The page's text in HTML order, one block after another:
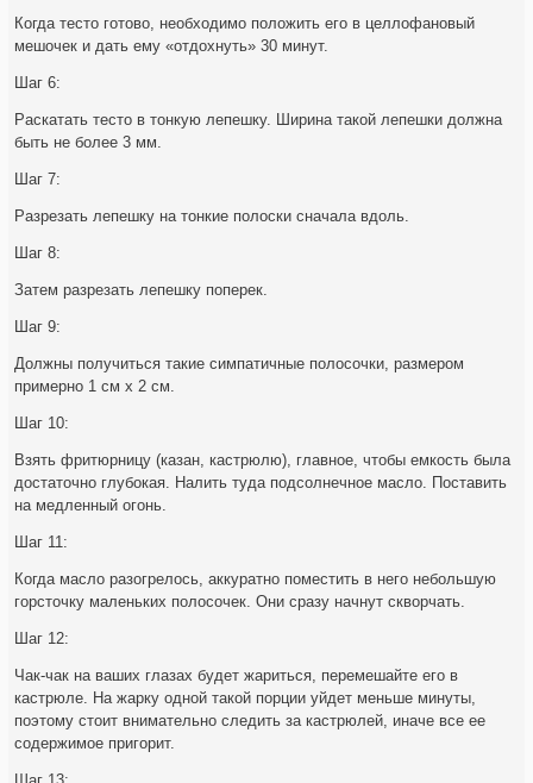
Когда тесто готово, необходимо положить его в целлофановый
мешочек и дать ему «отдохнуть» 30 минут.
Шаг 6:
Раскатать тесто в тонкую лепешку. Ширина такой лепешки должна
быть не более 3 мм.
Шаг 7:
Разрезать лепешку на тонкие полоски сначала вдоль.
Шаг 8:
Затем разрезать лепешку поперек.
Шаг 9:
Должны получиться такие симпатичные полосочки, размером
примерно 1 см х 2 см.
Шаг 10:
Взять фритюрницу (казан, кастрюлю), главное, чтобы емкость была
достаточно глубокая. Налить туда подсолнечное масло. Поставить
на медленный огонь.
Шаг 11:
Когда масло разогрелось, аккуратно поместить в него небольшую
горсточку маленьких полосочек. Они сразу начнут скворчать.
Шаг 12:
Чак-чак на ваших глазах будет жариться, перемешайте его в
кастрюле. На жарку одной такой порции уйдет меньше минуты,
поэтому стоит внимательно следить за кастрюлей, иначе все ее
содержимое пригорит.